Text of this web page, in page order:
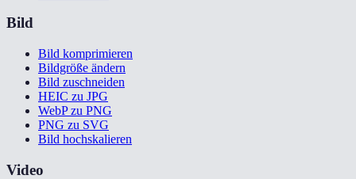
Bild
Bild komprimieren
Bildgröße ändern
Bild zuschneiden
HEIC zu JPG
WebP zu PNG
PNG zu SVG
Bild hochskalieren
Video